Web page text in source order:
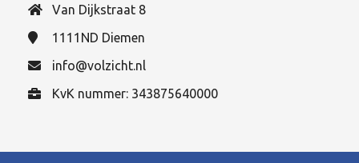
Van Dijkstraat 8
1111ND Diemen
info@volzicht.nl
KvK nummer: 343875640000